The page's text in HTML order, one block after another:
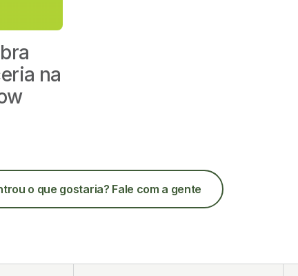
na
o que gostaria? Fale com a gente